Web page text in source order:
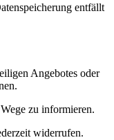
entfällt
Angebotes oder
zu informieren.
widerrufen.